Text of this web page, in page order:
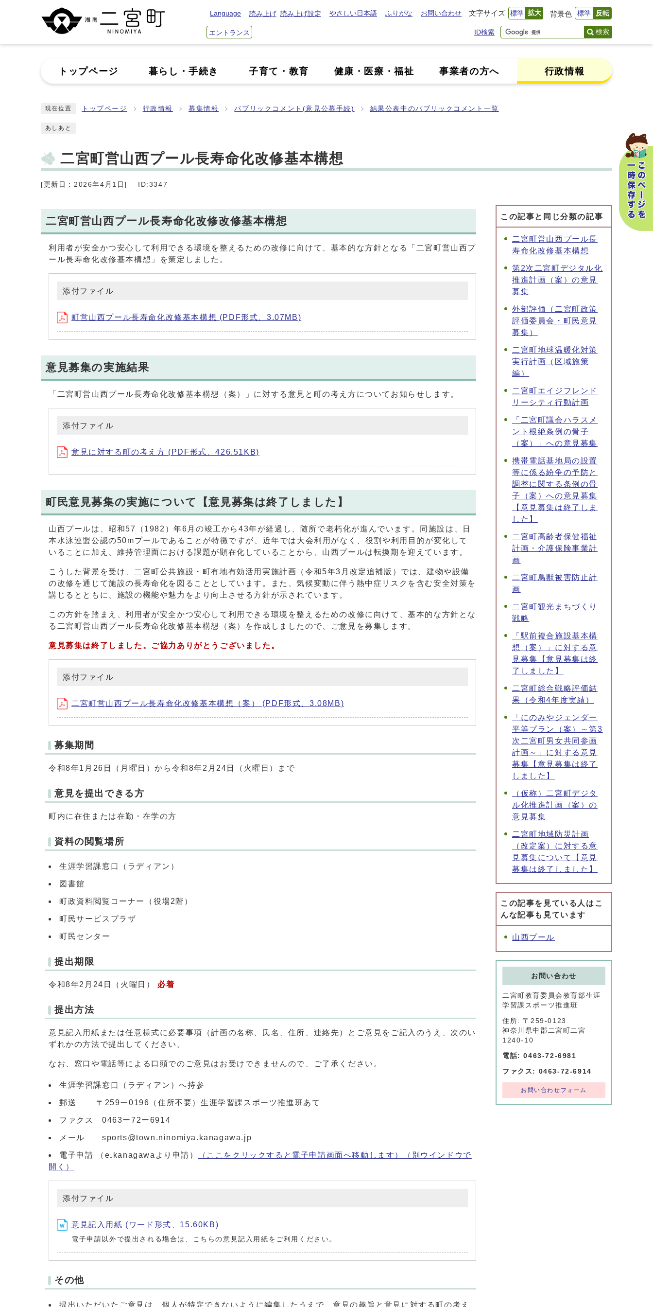
Language 読み上げ 読み上げ設定 やさしい日本語 ふりがな お問い合わせ 文字サイズ 標準 拡大 背景色 標準 反転
エントランス ID検索 検索
トップページ 暮らし・手続き 子育て・教育 健康・医療・福祉 事業者の方へ 行政情報
現在位置 トップページ 行政情報 募集情報 パブリックコメント(意見公募手続) 結果公表中のパブリックコメント一覧
あしあと
二宮町営山西プール長寿命化改修基本構想
[更新日：2026年4月1日] ID:3347
二宮町営山西プール長寿命化改修改修基本構想
利用者が安全かつ安心して利用できる環境を整えるための改修に向けて、基本的な方針となる「二宮町営山西プ
ール長寿命化改修基本構想」を策定しました。
添付ファイル
町営山西プール長寿命化改修基本構想 (PDF形式、3.07MB)
意見募集の実施結果
「二宮町営山西プール長寿命化改修基本構想（案）」に対する意見と町の考え方についてお知らせします。
添付ファイル
意見に対する町の考え方 (PDF形式、426.51KB)
町民意見募集の実施について【意見募集は終了しました】
山西プールは、昭和57（1982）年6月の竣工から43年が経過し、随所で老朽化が進んでいます。同施設は、日
本水泳連盟公認の50mプールであることが特徴ですが、近年では大会利用がなく、役割や利用目的が変化して
いることに加え、維持管理面における課題が顕在化していることから、山西プールは転換期を迎えています。
こうした背景を受け、二宮町公共施設・町有地有効活用実施計画（令和5年3月改定追補版）では、建物や設備
の改修を通じて施設の長寿命化を図ることとしています。また、気候変動に伴う熱中症リスクを含む安全対策を
講じるとともに、施設の機能や魅力をより向上させる方針が示されています。
この方針を踏まえ、利用者が安全かつ安心して利用できる環境を整えるための改修に向けて、基本的な方針とな
る二宮町営山西プール長寿命化改修基本構想（案）を作成しましたので、ご意見を募集します。
意見募集は終了しました。ご協力ありがとうございました。
添付ファイル
二宮町営山西プール長寿命化改修基本構想（案） (PDF形式、3.08MB)
募集期間
令和8年1月26日（月曜日）から令和8年2月24日（火曜日）まで
意見を提出できる方
町内に在住または在勤・在学の方
資料の閲覧場所
生涯学習課窓口（ラディアン）
図書館
町政資料閲覧コーナー（役場2階）
町民サービスプラザ
町民センター
提出期限
令和8年2月24日（火曜日） 必着
提出方法
意見記入用紙または任意様式に必要事項（計画の名称、氏名、住所、連絡先）とご意見をご記入のうえ、次のい
ずれかの方法で提出してください。
なお、窓口や電話等による口頭でのご意見はお受けできませんので、ご了承ください。
生涯学習課窓口（ラディアン）へ持参
郵送 〒259ー0196（住所不要）生涯学習課スポーツ推進班あて
ファクス 0463ー72ー6914
メール sports@town.ninomiya.kanagawa.jp
電子申請 （e₋kanagawaより申請） （ここをクリックすると電子申請画面へ移動します）
（別ウインドウで
開く）
添付ファイル
意見記入用紙 (ワード形式、15.60KB)
電子申請以外で提出される場合は、こちらの意見記入用紙をご利用ください。
その他
提出いただいたご意見は、個人が特定できないように編集したうえで、意見の趣旨と意見に対する町の考え
この記事と同じ分類の記事
二宮町営山西プール長
寿命化改修基本構想
第2次二宮町デジタル化
推進計画（案）の意見
募集
外部評価（二宮町政策
評価委員会・町民意見
募集）
二宮町地球温暖化対策
実行計画（区域施策
編）
二宮町エイジフレンド
リーシティ行動計画
「二宮町議会ハラスメ
ント根絶条例の骨子
（案）」への意見募集
携帯電話基地局の設置
等に係る紛争の予防と
調整に関する条例の骨
子（案）への意見募集
【意見募集は終了しま
した】
二宮町高齢者保健福祉
計画・介護保険事業計
画
二宮町鳥獣被害防止計
画
二宮町観光まちづくり
戦略
「駅前複合施設基本構
想（案）」に対する意
見募集【意見募集は終
了しました】
二宮町総合戦略評価結
果（令和4年度実績）
「にのみやジェンダー
平等プラン（案）～第3
次二宮町男女共同参画
計画～」に対する意見
募集【意見募集は終了
しました】
（仮称）二宮町デジタ
ル化推進計画（案）の
意見募集
二宮町地域防災計画
（改定案）に対する意
見募集について【意見
募集は終了しました】
この記事を見ている人はこ
んな記事も見ています
山西プール
お問い合わせ
二宮町教育委員会教育部生涯
学習課スポーツ推進班
住所: 〒259-0123
神奈川県中郡二宮町二宮
1240-10
電話: 0463-72-6981
ファクス: 0463-72-6914
お問い合わせフォーム